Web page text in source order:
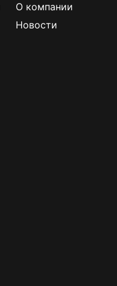
О компании
Новости